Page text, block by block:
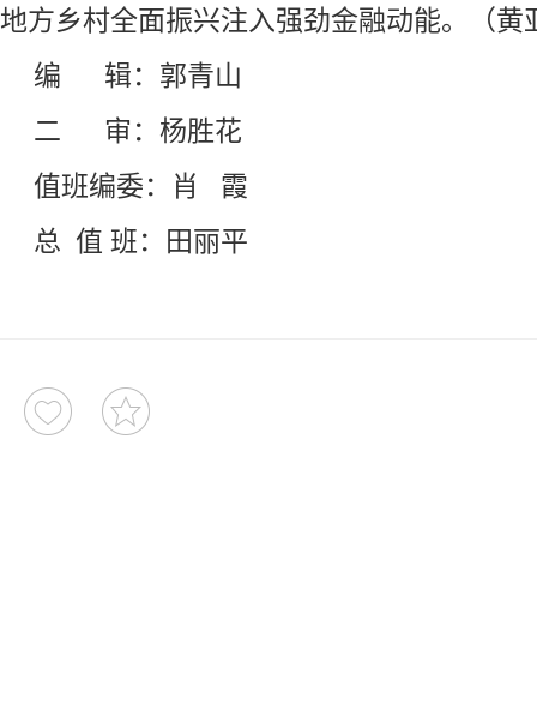
地方乡村全面振兴注入强劲金融动能。（黄
编 辑：郭青山
二 审：杨胜花
值班编委：肖 霞
总 值 班：田丽平